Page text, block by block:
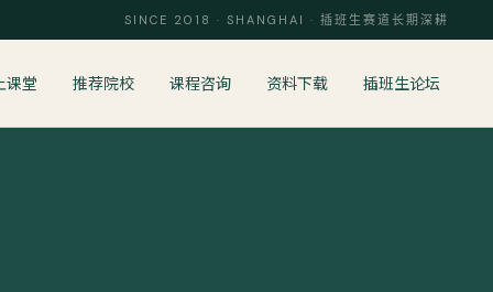
SINCE 2018 · SHANGHAI · 插班生赛道长期深耕
课堂 推荐院校 课程咨询 资料下载 插班生论坛